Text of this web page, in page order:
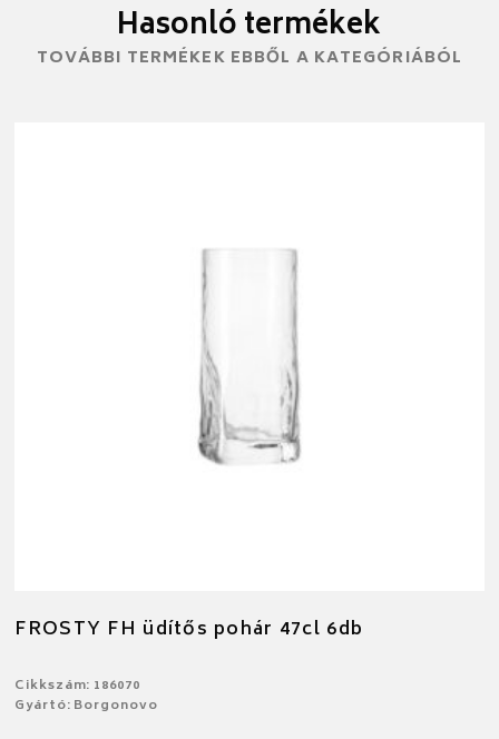
Hasonló termékek
TOVÁBBI TERMÉKEK EBBŐL A KATEGÓRIÁBÓL
FROSTY FH üdítős pohár 47cl 6db
Cikkszám: 186070
Gyártó: Borgonovo